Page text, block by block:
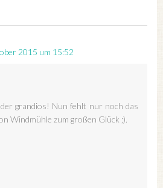
2015 um 15:52
grandios! Nun fehlt nur noch das
Windmühle zum großen Glück ;).